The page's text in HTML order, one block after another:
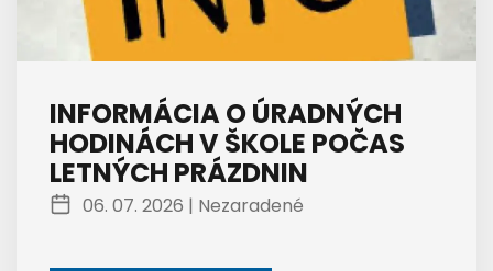
INFORMÁCIA O ÚRADNÝCH
HODINÁCH V ŠKOLE POČAS
LETNÝCH PRÁZDNIN
06. 07. 2026 | Nezaradené